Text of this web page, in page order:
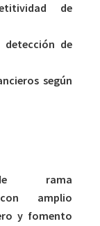
de
detección de
según
rama
con amplio
y fomento